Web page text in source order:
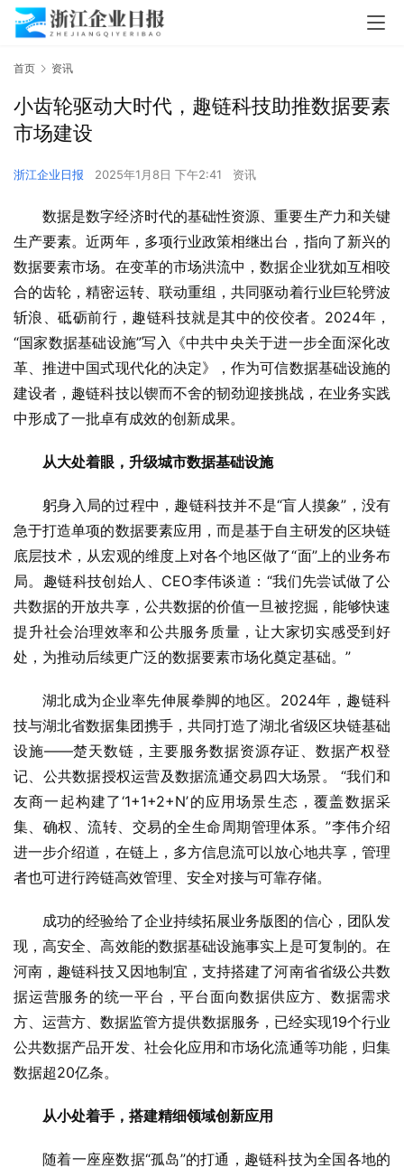
首页 资讯
小齿轮驱动大时代，趣链科技助推数据要素
市场建设
浙江企业日报 2025年1月8日 下午2:41 资讯
数据是数字经济时代的基础性资源、重要生产力和关键
生产要素。近两年，多项行业政策相继出台，指向了新兴的
数据要素市场。在变革的市场洪流中，数据企业犹如互相咬
合的齿轮，精密运转、联动重组，共同驱动着行业巨轮劈波
斩浪、砥砺前行，趣链科技就是其中的佼佼者。2024年，
“国家数据基础设施”写入《中共中央关于进一步全面深化改
革、推进中国式现代化的决定》，作为可信数据基础设施的
建设者，趣链科技以锲而不舍的韧劲迎接挑战，在业务实践
中形成了一批卓有成效的创新成果。
从大处着眼，升级城市数据基础设施
躬身入局的过程中，趣链科技并不是“盲人摸象”，没有
急于打造单项的数据要素应用，而是基于自主研发的区块链
底层技术，从宏观的维度上对各个地区做了“面”上的业务布
局。趣链科技创始人、CEO李伟谈道：“我们先尝试做了公
共数据的开放共享，公共数据的价值一旦被挖掘，能够快速
提升社会治理效率和公共服务质量，让大家切实感受到好
处，为推动后续更广泛的数据要素市场化奠定基础。”
湖北成为企业率先伸展拳脚的地区。2024年，趣链科
技与湖北省数据集团携手，共同打造了湖北省级区块链基础
设施——楚天数链，主要服务数据资源存证、数据产权登
记、公共数据授权运营及数据流通交易四大场景。 “我们和
友商一起构建了‘1+1+2+N’的应用场景生态，覆盖数据采
集、确权、流转、交易的全生命周期管理体系。”李伟介绍
进一步介绍道，在链上，多方信息流可以放心地共享，管理
者也可进行跨链高效管理、安全对接与可靠存储。
成功的经验给了企业持续拓展业务版图的信心，团队发
现，高安全、高效能的数据基础设施事实上是可复制的。在
河南，趣链科技又因地制宜，支持搭建了河南省省级公共数
据运营服务的统一平台，平台面向数据供应方、数据需求
方、运营方、数据监管方提供数据服务，已经实现19个行业
公共数据产品开发、社会化应用和市场化流通等功能，归集
数据超20亿条。
从小处着手，搭建精细领域创新应用
随着一座座数据“孤岛”的打通，趣链科技为全国各地的